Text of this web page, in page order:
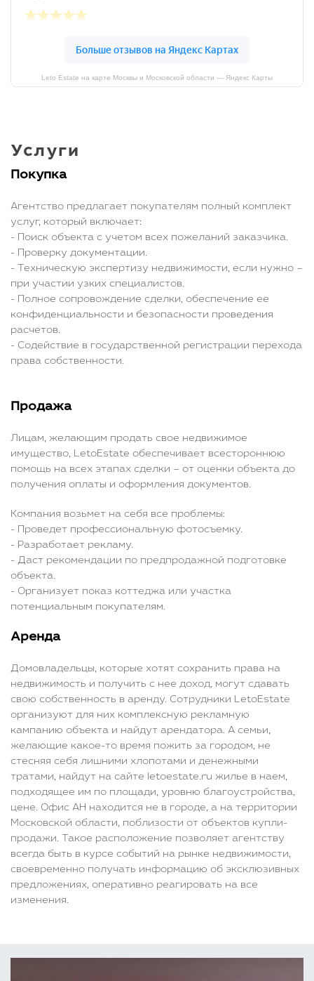
Leto Estate на карте Москвы и Московской области — Яндекс Карты
Услуги
Покупка
Агентство предлагает покупателям полный комплект
услуг, который включает:
- Поиск объекта с учетом всех пожеланий заказчика.
- Проверку документации.
- Техническую экспертизу недвижимости, если нужно –
при участии узких специалистов.
- Полное сопровождение сделки, обеспечение ее
конфиденциальности и безопасности проведения
расчетов.
- Содействие в государственной регистрации перехода
права собственности.
Продажа
Лицам, желающим продать свое недвижимое
имущество, LetoEstate обеспечивает всестороннюю
помощь на всех этапах сделки – от оценки объекта до
получения оплаты и оформления документов.
Компания возьмет на себя все проблемы:
- Проведет профессиональную фотосъемку.
- Разработает рекламу.
- Даст рекомендации по предпродажной подготовке
объекта.
- Организует показ коттеджа или участка
потенциальным покупателям.
Аренда
Домовладельцы, которые хотят сохранить права на
недвижимость и получить с нее доход, могут сдавать
свою собственность в аренду. Сотрудники LetoEstate
организуют для них комплексную рекламную
кампанию объекта и найдут арендатора. А семьи,
желающие какое-то время пожить за городом, не
стесняя себя лишними хлопотами и денежными
тратами, найдут на сайте letoestate.ru жилье в наем,
подходящее им по площади, уровню благоустройства,
цене. Офис АН находится не в городе, а на территории
Московской области, поблизости от объектов купли-
продажи. Такое расположение позволяет агентству
всегда быть в курсе событий на рынке недвижимости,
своевременно получать информацию об эксклюзивных
предложениях, оперативно реагировать на все
изменения.